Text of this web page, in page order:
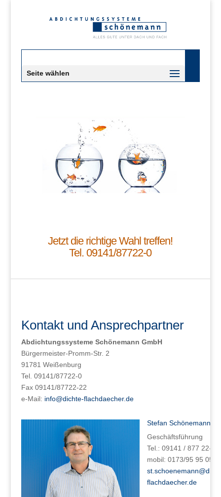
Seite wählen
Jetzt die richtige Wahl treffen!
Tel. 09141/87722-0
Kontakt und Ansprechpartner
Abdichtungssysteme Schönemann GmbH
Bürgermeister-Promm-Str. 2
91781 Weißenburg
Tel. 09141/87722-0
Fax 09141/87722-22
e-Mail: info@dichte-flachdaecher.de
Stefan Schönemann
Geschäftsführung
Tel.: 09141 / 877 22-0
mobil: 0173/95 95 052
flachdaecher.de